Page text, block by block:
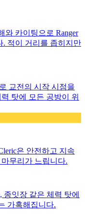
와 카이팅으로 Ranger
. 적이 거리를 좁히지만
교전의 시작 시점을
탓에 모든 공방이 위
은 안전하고 지속
무리가 느립니다.
잇장 같은 체력 탓에
가혹해집니다.